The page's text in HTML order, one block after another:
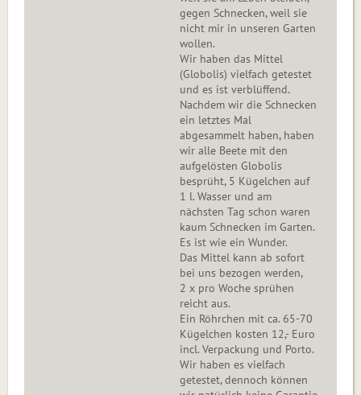
gegen Schnecken, weil sie
nicht mir in unseren Garten
wollen.
Wir haben das Mittel
(Globolis) vielfach getestet
und es ist verblüffend.
Nachdem wir die Schnecken
ein letztes Mal
abgesammelt haben, haben
wir alle Beete mit den
aufgelösten Globolis
besprüht, 5 Kügelchen auf
1 l. Wasser und am
nächsten Tag schon waren
kaum Schnecken im Garten.
Es ist wie ein Wunder.
Das Mittel kann ab sofort
bei uns bezogen werden,
2 x pro Woche sprühen
reicht aus.
Ein Röhrchen mit ca. 65-70
Kügelchen kosten 12,- Euro
incl. Verpackung und Porto.
Wir haben es vielfach
getestet, dennoch können